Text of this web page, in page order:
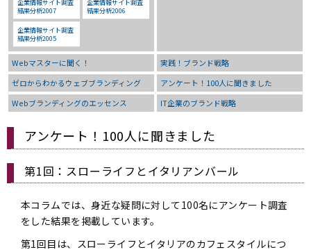
企業情報サイト調査
結果分析2007
企業情報サイト調査
結果分析2006
企業情報サイト調査
結果分析2005
Webマスターに聞く！
実践！ブランド戦略
ゼロからわかるウェブブランディング
アンケート！100人に聞きました
Webブランディングのエッセンス
IT企業のブランド戦略
アンケート！100人に聞きました
第1回：スローライフとイタリアンバール
本コラムでは、身近な疑問に対して100名にアンケート調査
をした結果を掲載しています。
第1回目は、スローライフとイタリアのカフェスタイルにつ